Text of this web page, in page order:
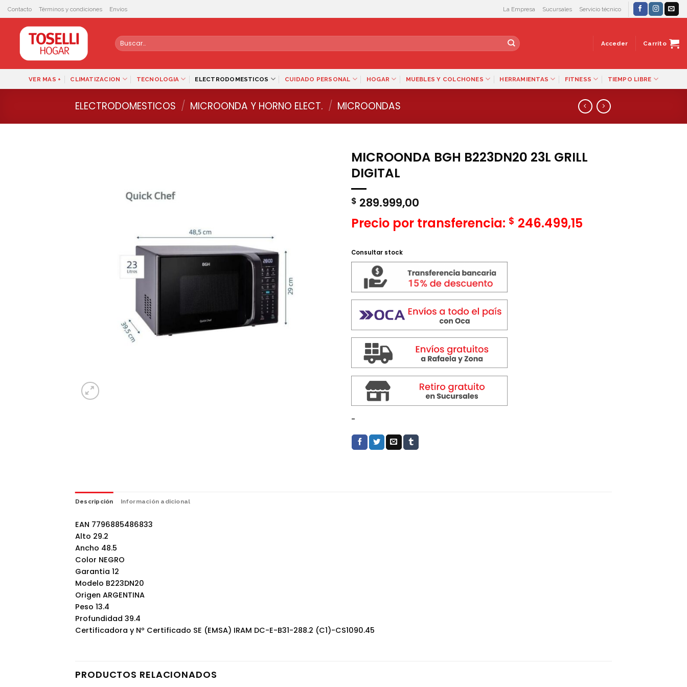
Skip
to
content
Contacto Términos y condiciones Envíos La Empresa Sucursales Servicio técnico
Buscar
por:
Acceder Carrito
VER MAS + CLIMATIZACION TECNOLOGIA ELECTRODOMESTICOS CUIDADO PERSONAL HOGAR MUEBLES Y COLCHONES HERRAMIENTAS FITNESS TIEMPO LIBRE
ELECTRODOMESTICOS / MICROONDA Y HORNO ELECT. / MICROONDAS
MICROONDA BGH B223DN20 23L GRILL
DIGITAL
$ 289.999,00
Precio por transferencia: $ 246.499,15
Consultar stock
-
Descripción Información adicional
EAN 7796885486833
Alto 29.2
Ancho 48.5
Color NEGRO
Garantia 12
Modelo B223DN20
Origen ARGENTINA
Peso 13.4
Profundidad 39.4
Certificadora y Nº Certificado SE (EMSA) IRAM DC-E-B31-288.2 (C1)-CS1090.45
PRODUCTOS RELACIONADOS